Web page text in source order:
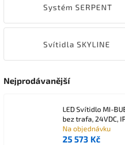
Systém SERPENT
Svítidla SKYLINE
Nejprodávanější
LED Svítidlo MI-
bez trafa, 24VDC,
Na objednávku
25 573 Kč